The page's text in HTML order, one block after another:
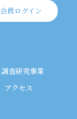
会員ログイン
調査研究事業
アクセス